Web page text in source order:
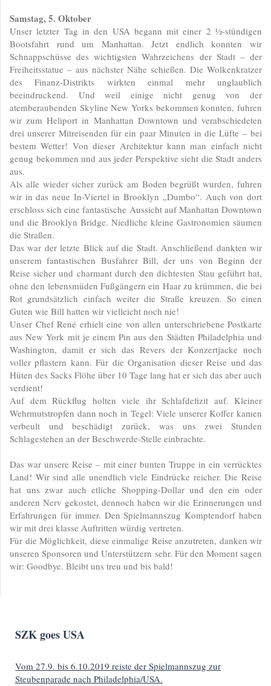
Samstag, 5. Oktober
Unser letzter Tag in den USA begann mit einer 2 ½-stündigen
Bootsfahrt rund um Manhattan. Jetzt endlich konnten wir
Schnappschüsse des wichtigsten Wahrzeichens der Stadt – der
Freiheitsstatue – aus nächster Nähe schießen. Die Wolkenkratzer
des Finanz-Distrikts wirkten einmal mehr unglaublich
beeindruckend. Und weil einige nicht genug von der
atemberaubenden Skyline New Yorks bekommen konnten, fuhren
wir zum Heliport in Manhattan Downtown und verabschiedeten
drei unserer Mitreisenden für ein paar Minuten in die Lüfte – bei
bestem Wetter! Von dieser Architektur kann man einfach nicht
genug bekommen und aus jeder Perspektive sieht die Stadt anders
aus.
Als alle wieder sicher zurück am Boden begrüßt wurden, fuhren
wir in das neue In-Viertel in Brooklyn „Dumbo“. Auch von dort
erschloss sich eine fantastische Aussicht auf Manhattan Downtown
und die Brooklyn Bridge. Niedliche kleine Gastronomien säumen
die Straßen.
Das war der letzte Blick auf die Stadt. Anschließend dankten wir
unserem fantastischen Busfahrer Bill, der uns von Beginn der
Reise sicher und charmant durch den dichtesten Stau geführt hat,
ohne den lebensmüden Fußgängern ein Haar zu krümmen, die bei
Rot grundsätzlich einfach weiter die Straße kreuzen. So einen
Guten wie Bill hatten wir vielleicht noch nie!
Unser Chef René erhielt eine von allen unterschriebene Postkarte
aus New York mit je einem Pin aus den Städten Philadelphia und
Washington, damit er sich das Revers der Konzertjacke noch
voller pflastern kann. Für die Organisation dieser Reise und das
Hüten des Sacks Flöhe über 10 Tage lang hat er sich das aber auch
verdient!
Auf dem Rückflug holten viele ihr Schlafdefizit auf. Kleiner
Wehrmutstropfen dann noch in Tegel: Viele unserer Koffer kamen
verbeult und beschädigt zurück, was uns zwei Stunden
Schlagestehen an der Beschwerde-Stelle einbrachte.
Das war unsere Reise – mit einer bunten Truppe in ein verrücktes
Land! Wir sind alle unendlich viele Eindrücke reicher. Die Reise
hat uns zwar auch etliche Shopping-Dollar und den ein oder
anderen Nerv gekostet, dennoch haben wir die Erinnerungen und
Erfahrungen für immer. Den Spielmannszug Komptendorf haben
wir mit drei klasse Auftritten würdig vertreten.
Für die Möglichkeit, diese einmalige Reise anzutreten, danken wir
unseren Sponsoren und Unterstützern sehr. Für den Moment sagen
wir: Goodbye. Bleibt uns treu und bis bald!
SZK goes USA
Vom 27.9. bis 6.10.2019 reiste der Spielmannszug zur
Steubenparade nach Philadelphia/USA.